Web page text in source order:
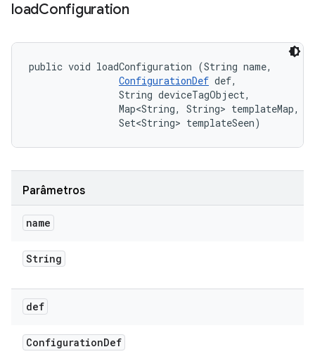
loadConfiguration
public void loadConfiguration (String name,
ConfigurationDef def,
                String deviceTagObject,
                Map<String, String> templateMap,
                Set<String> templateSeen)
Parâmetros
name
String
def
ConfigurationDef